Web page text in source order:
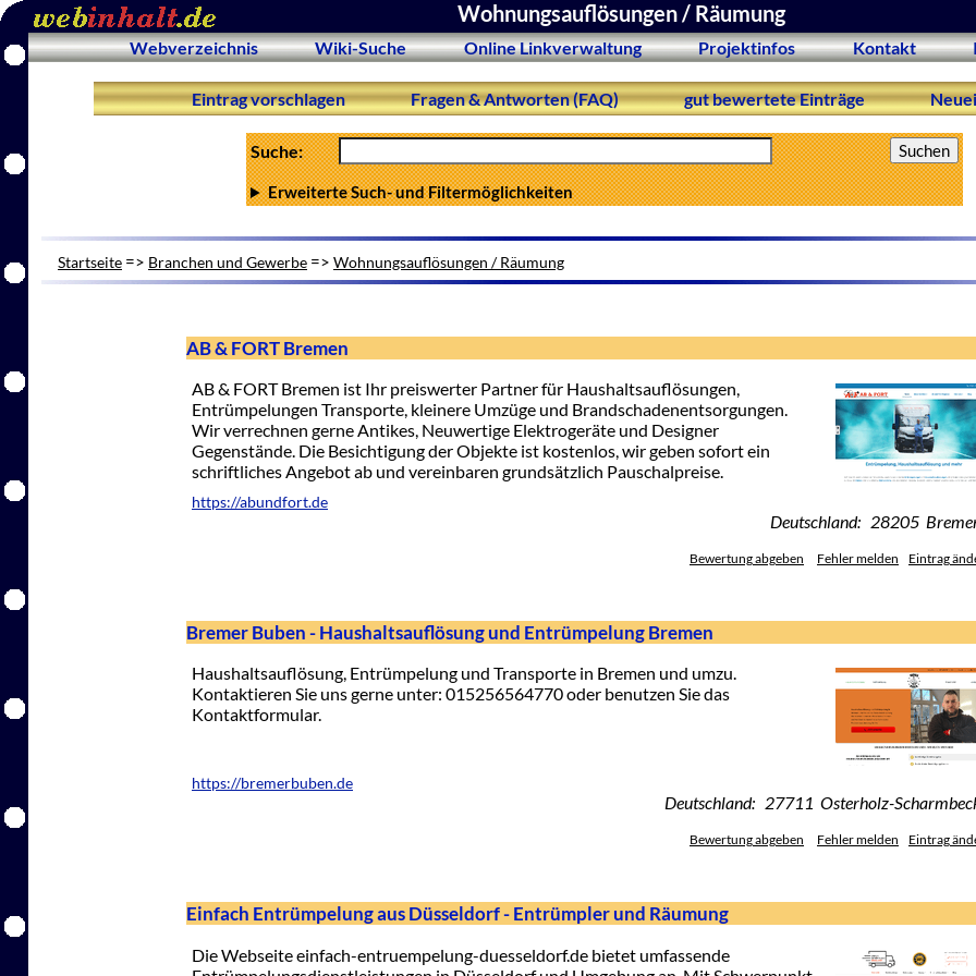
Wohnungsauflösungen / Räumung
Webverzeichnis Wiki-Suche Online Linkverwaltung Projektinfos Kontakt
Eintrag vorschlagen Fragen & Antworten (FAQ) gut bewertete Einträge
Suche:
Erweiterte Such- und Filtermöglichkeiten
Startseite => Branchen und Gewerbe => Wohnungsauflösungen / Räumung
AB & FORT Bremen
AB & FORT Bremen ist Ihr preiswerter Partner für Haushaltsauflösungen,
Entrümpelungen Transporte, kleinere Umzüge und Brandschadenentsorgungen.
Wir verrechnen gerne Antikes, Neuwertige Elektrogeräte und Designer
Gegenstände. Die Besichtigung der Objekte ist kostenlos, wir geben sofort ein
schriftliches Angebot ab und vereinbaren grundsätzlich Pauschalpreise.
https://abundfort.de
Deutschland: 28205
Bewertung abgeben Fehler melden Eintrag
Bremer Buben - Haushaltsauflösung und Entrümpelung Bremen
Haushaltsauflösung, Entrümpelung und Transporte in Bremen und umzu.
Kontaktieren Sie uns gerne unter: 015256564770 oder benutzen Sie das
Kontaktformular.
https://bremerbuben.de
Deutschland: 27711 Osterholz-
Bewertung abgeben Fehler melden Eintrag
Einfach Entrümpelung aus Düsseldorf - Entrümpler und Räumung
Die Webseite einfach-entruempelung-duesseldorf.de bietet umfassende